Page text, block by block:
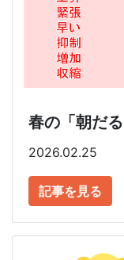
春の「朝だ
2026.02.25
記事を見る